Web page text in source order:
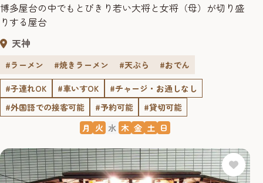
博多屋台の中でもとびきり若い大将と女将（母）が切り盛
りする屋台
天神
#ラーメン #焼きラーメン #天ぷら
#おでん
#子連れOK
#車いすOK
#チャージ・お通しなし
#外国語での接客可能
#予約可能
#貸切可能
月 火 水 木 金 土 日